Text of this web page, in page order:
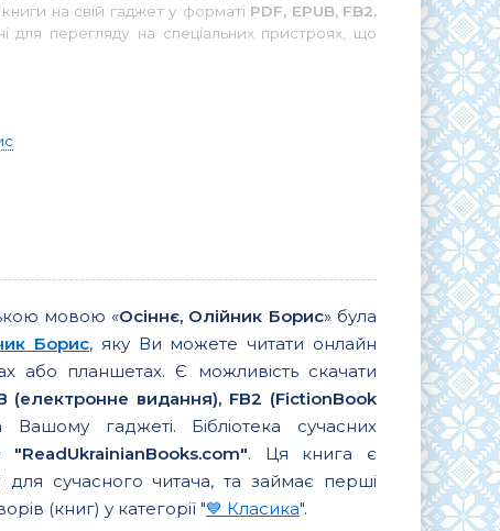
на свій гаджет у форматі PDF, EPUB, FB2.
перегляду на спеціальних пристроях, що
мовою «Осіннє, Олійник Борис» була
Борис, яку Ви можете читати онлайн
або планшетах. Є можливість скачати
(електронне видання), FB2 (FictionBook
гаджеті. Бібліотека сучасних
"ReadUkrainianBooks.com". Ця книга є
сучасного читача, та займає перші
(книг) у категорії "💙 Класика".